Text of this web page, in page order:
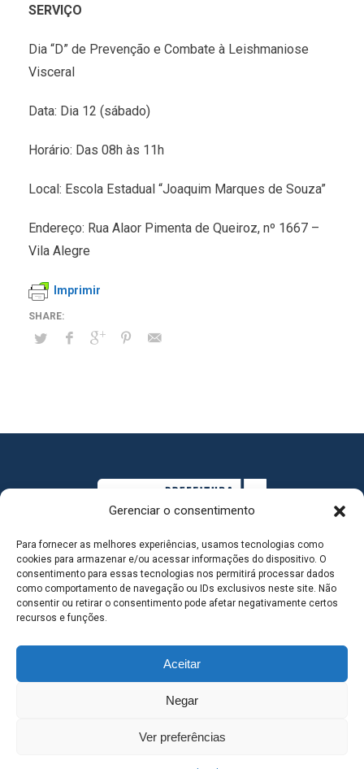
Gerenciar o consentimento
Para fornecer as melhores experiências, usamos tecnologias como
cookies para armazenar e/ou acessar informações do dispositivo. O
consentimento para essas tecnologias nos permitirá processar dados
como comportamento de navegação ou IDs exclusivos neste site. Não
consentir ou retirar o consentimento pode afetar negativamente certos
recursos e funções.
Aceitar
Negar
Ver preferências
SERVIÇO
Dia “D” de Prevenção e Combate à Leishmaniose
Visceral
Data: Dia 12 (sábado)
Horário: Das 08h às 11h
Local: Escola Estadual “Joaquim Marques de Souza”
Endereço: Rua Alaor Pimenta de Queiroz, nº 1667 –
Vila Alegre
Imprimir
MAPA DO SITE
SEDE DO ADMINISTRATIVO MUNICIPAL - Avenida